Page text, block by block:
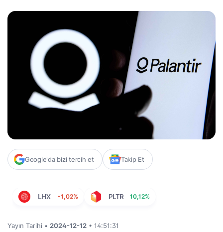
Google'da bizi tercih et Takip Et
LHX -1,02% PLTR 10,12%
Yayın Tarihi • 2024-12-12 • 14:51:31